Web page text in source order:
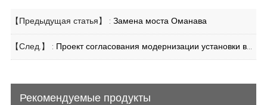
【Предыдущая статья】 : Замена моста Оманава
【След.】 : Проект согласования модернизации установки вакуумной перегонки (VDU) — Установка 101 на комплексе гидрокрекинга НПЗ в Рувайсе (ADNOC) — Часть 3
Рекомендуемые продукты